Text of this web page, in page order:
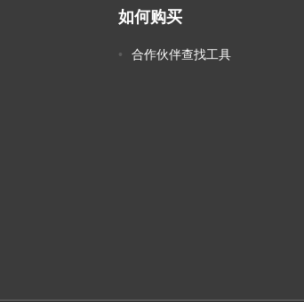
如何购买
合作伙伴查找工具